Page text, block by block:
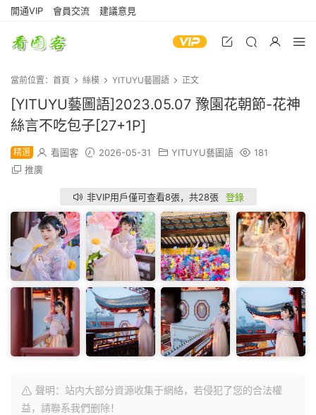
開通VIP 會員交流 建議意見
當前位置： 首頁 絲模 YITUYU藝圖語 正文
[YITUYU藝圖語]2023.05.07 豫園花朝節-花神
絲言不吃包子[27+1P]
精選 看圖客 2026-05-31 YITUYU藝圖語
181
推廣
非VIP用戶僅可查看8張，共28張 登錄
聲明：站内大部分資源收集于網絡，若侵犯了您的合法權
益，請聯系我們删除！